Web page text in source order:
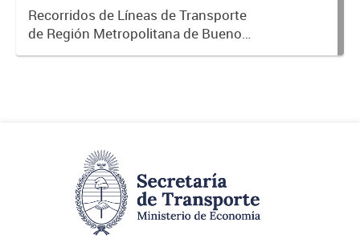
Buenos Aires (RMBA)
Transporte, Estudio y Sistemas
Recorridos de Líneas de Transporte
de Región Metropolitana de Buenos
Aires (RMBA).-